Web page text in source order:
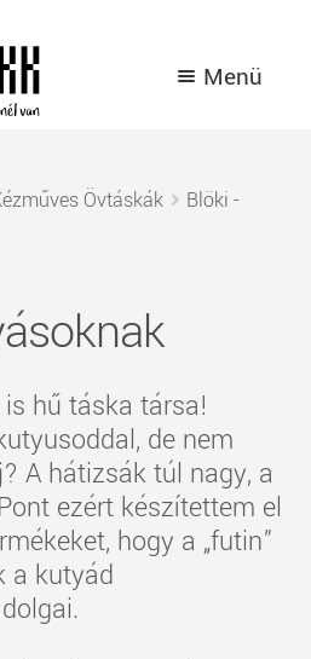
Menü
Övtáskák
Blöki -
hű táska társa!
de nem
A hátizsák túl nagy, a
ezért készítettem el
hogy a „futin”
a kutyád